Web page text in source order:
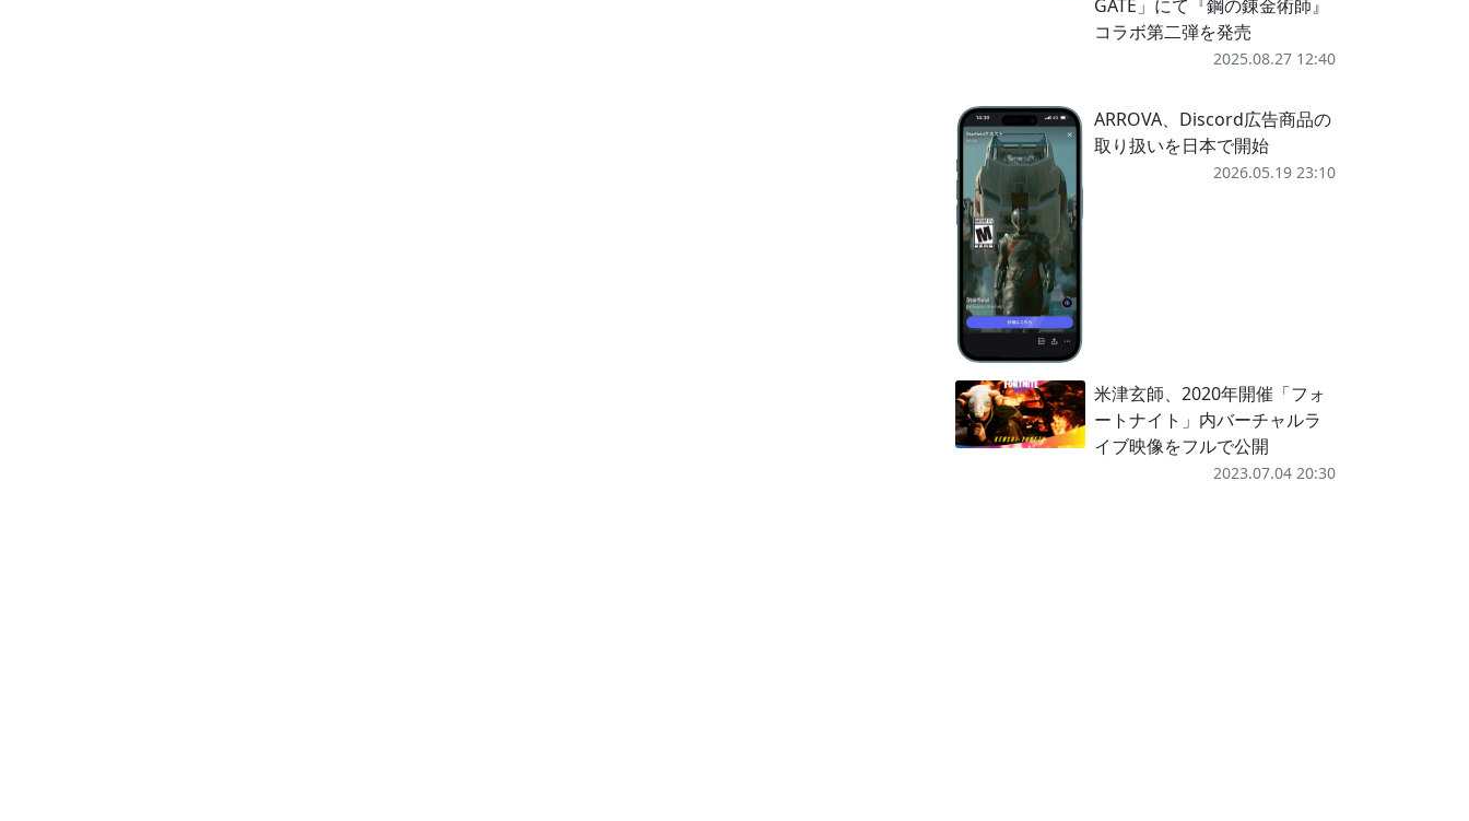
GATE」にて『鋼の錬金術師』
コラボ第二弾を発売
2025.08.27 12:40
ARROVA、Discord広告商品の
取り扱いを日本で開始
2026.05.19 23:10
米津玄師、2020年開催「フォ
ートナイト」内バーチャルラ
イブ映像をフルで公開
2023.07.04 20:30